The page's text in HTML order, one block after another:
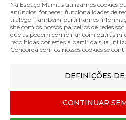
MÉTODOS DE ENVIO
MÉTODOS DE PAGAMENTO
Na Espaço Mamãs utilizamos cookies
anúncios, fornecer funcionalidades de
tráfego. Também partilhamos
site com os nossos parceiros de redes
que as podem combinar com outras
recolhidas por estes a partir da sua
Concorda com os nossos cookies se
DEFINIÇÕES
CONTINUAR